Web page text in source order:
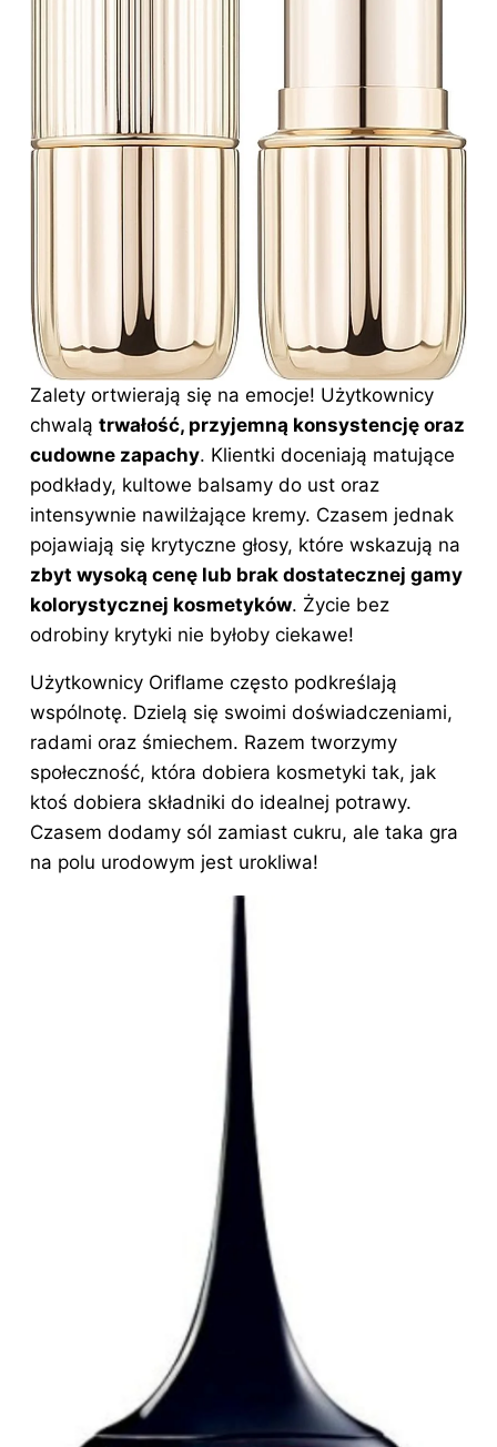
Zalety ortwierają się na emocje! Użytkownicy
chwalą trwałość, przyjemną konsystencję oraz
cudowne zapachy. Klientki doceniają matujące
podkłady, kultowe balsamy do ust oraz
intensywnie nawilżające kremy. Czasem jednak
pojawiają się krytyczne głosy, które wskazują na
zbyt wysoką cenę lub brak dostatecznej gamy
kolorystycznej kosmetyków. Życie bez
odrobiny krytyki nie byłoby ciekawe!
Użytkownicy Oriflame często podkreślają
wspólnotę. Dzielą się swoimi doświadczeniami,
radami oraz śmiechem. Razem tworzymy
społeczność, która dobiera kosmetyki tak, jak
ktoś dobiera składniki do idealnej potrawy.
Czasem dodamy sól zamiast cukru, ale taka gra
na polu urodowym jest urokliwa!